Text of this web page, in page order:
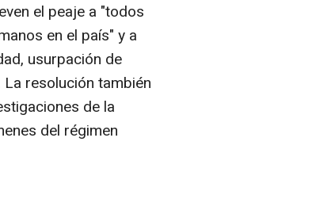
el peaje a "todos
en el país" y a
usurpación de
resolución también
de la
del régimen